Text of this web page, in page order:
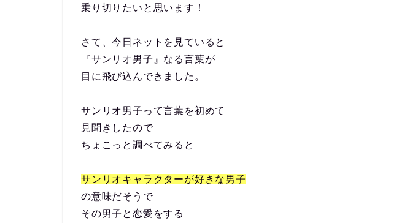
乗り切りたいと思います！
さて、今日ネットを見ていると
『サンリオ男子』なる言葉が
目に飛び込んできました。
サンリオ男子って言葉を初めて
見聞きしたので
ちょこっと調べてみると
サンリオキャラクターが好きな男子
の意味だそうで
その男子と恋愛をする